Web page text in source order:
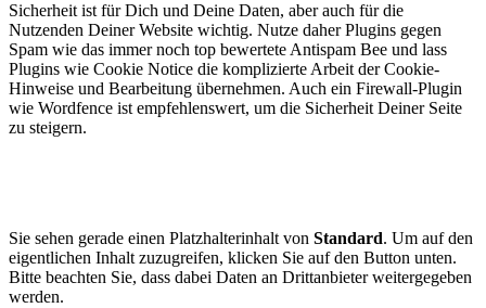
Sicherheit ist für Dich und Deine Daten, aber auch für die
Nutzenden Deiner Website wichtig. Nutze daher Plugins gegen
Spam wie das immer noch top bewertete Antispam Bee und lass
Plugins wie Cookie Notice die komplizierte Arbeit der Cookie-
Hinweise und Bearbeitung übernehmen. Auch ein Firewall-Plugin
wie Wordfence ist empfehlenswert, um die Sicherheit Deiner Seite
zu steigern.
Sie sehen gerade einen Platzhalterinhalt von Standard. Um auf den
eigentlichen Inhalt zuzugreifen, klicken Sie auf den Button unten.
Bitte beachten Sie, dass dabei Daten an Drittanbieter weitergegeben
werden.